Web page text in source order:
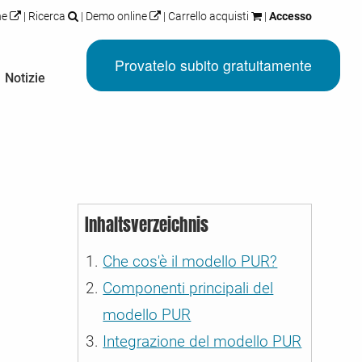
| Ricerca | Demo online | Carrello acquisti | Accesso
Provatelo subito gratuitamente
a tutti i
al
fatturazione
Notizie
Inhaltsverzeichnis
Che cos'è il modello PUR?
Componenti principali del
modello PUR
Integrazione del modello PUR